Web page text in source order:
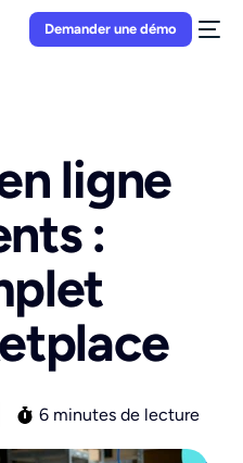
Demander une démo
ligne
:
6 minutes de lecture